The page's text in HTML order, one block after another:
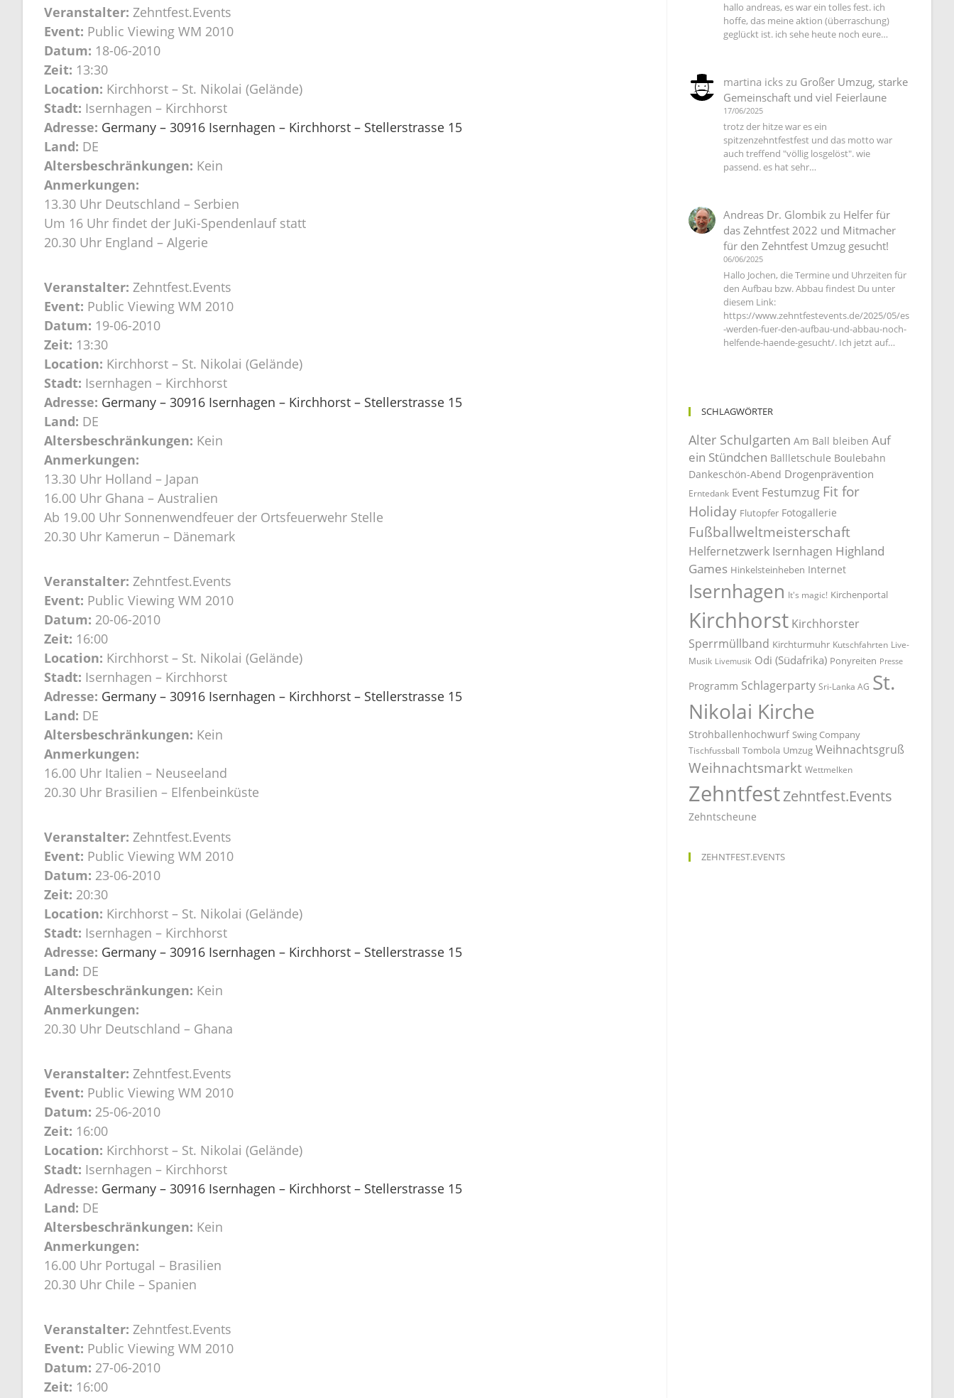
Veranstalter: Zehntfest.Events
Event: Public Viewing WM 2010
Datum: 18-06-2010
Zeit: 13:30
Location: Kirchhorst – St. Nikolai (Gelände)
Stadt: Isernhagen – Kirchhorst
Adresse: Germany – 30916 Isernhagen – Kirchhorst – Stellerstrasse 15
Land: DE
Altersbeschränkungen: Kein
Anmerkungen:
13.30 Uhr Deutschland – Serbien
Um 16 Uhr findet der JuKi-Spendenlauf statt
20.30 Uhr England – Algerie
Veranstalter: Zehntfest.Events
Event: Public Viewing WM 2010
Datum: 19-06-2010
Zeit: 13:30
Location: Kirchhorst – St. Nikolai (Gelände)
Stadt: Isernhagen – Kirchhorst
Adresse: Germany – 30916 Isernhagen – Kirchhorst – Stellerstrasse 15
Land: DE
Altersbeschränkungen: Kein
Anmerkungen:
13.30 Uhr Holland – Japan
16.00 Uhr Ghana – Australien
Ab 19.00 Uhr Sonnenwendfeuer der Ortsfeuerwehr Stelle
20.30 Uhr Kamerun – Dänemark
Veranstalter: Zehntfest.Events
Event: Public Viewing WM 2010
Datum: 20-06-2010
Zeit: 16:00
Location: Kirchhorst – St. Nikolai (Gelände)
Stadt: Isernhagen – Kirchhorst
Adresse: Germany – 30916 Isernhagen – Kirchhorst – Stellerstrasse 15
Land: DE
Altersbeschränkungen: Kein
Anmerkungen:
16.00 Uhr Italien – Neuseeland
20.30 Uhr Brasilien – Elfenbeinküste
Veranstalter: Zehntfest.Events
Event: Public Viewing WM 2010
Datum: 23-06-2010
Zeit: 20:30
Location: Kirchhorst – St. Nikolai (Gelände)
Stadt: Isernhagen – Kirchhorst
Adresse: Germany – 30916 Isernhagen – Kirchhorst – Stellerstrasse 15
Land: DE
Altersbeschränkungen: Kein
Anmerkungen:
20.30 Uhr Deutschland – Ghana
Veranstalter: Zehntfest.Events
Event: Public Viewing WM 2010
Datum: 25-06-2010
Zeit: 16:00
Location: Kirchhorst – St. Nikolai (Gelände)
Stadt: Isernhagen – Kirchhorst
Adresse: Germany – 30916 Isernhagen – Kirchhorst – Stellerstrasse 15
Land: DE
Altersbeschränkungen: Kein
Anmerkungen:
16.00 Uhr Portugal – Brasilien
20.30 Uhr Chile – Spanien
Veranstalter: Zehntfest.Events
Event: Public Viewing WM 2010
Datum: 27-06-2010
Zeit: 16:00
hallo andreas, es war ein tolles fest. ich
hoffe, das meine aktion (überraschung)
geglückt ist. ich sehe heute noch eure…
martina icks zu Großer Umzug, starke
Gemeinschaft und viel Feierlaune
17/06/2025
trotz der hitze war es ein
spitzenzehntfestfest und das motto war
auch treffend "völlig losgelöst". wie
passend. es hat sehr…
Andreas Dr. Glombik zu Helfer für
das Zehntfest 2022 und Mitmacher
für den Zehntfest Umzug gesucht!
06/06/2025
Hallo Jochen, die Termine und Uhrzeiten für
den Aufbau bzw. Abbau findest Du unter
diesem Link:
https://www.zehntfestevents.de/2025/05/es
-werden-fuer-den-aufbau-und-abbau-noch-
helfende-haende-gesucht/. Ich jetzt auf…
SCHLAGWÖRTER
Alter Schulgarten Am Ball bleiben Auf
ein Stündchen Ballletschule Boulebahn
Dankeschön-Abend Drogenprävention
Erntedank Event Festumzug Fit for
Holiday Flutopfer Fotogallerie
Fußballweltmeisterschaft
Helfernetzwerk Isernhagen Highland
Games Hinkelsteinheben Internet
Isernhagen It's magic! Kirchenportal
Kirchhorst Kirchhorster
Sperrmüllband Kirchturmuhr Kutschfahrten Live-
Musik Livemusik Odi (Südafrika) Ponyreiten Presse
Programm Schlagerparty Sri-Lanka AG St.
Nikolai Kirche
Strohballenhochwurf Swing Company
Tischfussball Tombola Umzug Weihnachtsgruß
Weihnachtsmarkt Wettmelken
ZehntfestZehntfest.Events
Zehntscheune
ZEHNTFEST.EVENTS